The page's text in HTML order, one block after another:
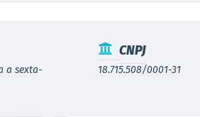
a sexta-
CNPJ
18.715.508/0001-31